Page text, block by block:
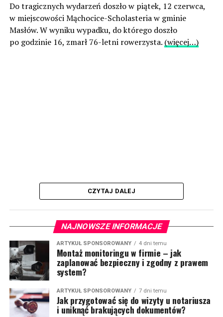
Do tragicznych wydarzeń doszło w piątek, 12 czerwca,
w miejscowości Mąchocice-Scholasteria w gminie
Masłów. W wyniku wypadku, do którego doszło
po godzinie 16, zmarł 76-letni rowerzysta. (więcej…)
CZYTAJ DALEJ
NAJNOWSZE INFORMACJE
ARTYKUŁ SPONSOROWANY 4 dni temu
Montaż monitoringu w firmie – jak
zaplanować bezpieczny i zgodny z prawem
system?
ARTYKUŁ SPONSOROWANY 7 dni temu
Jak przygotować się do wizyty u notariusza
i uniknąć brakujących dokumentów?